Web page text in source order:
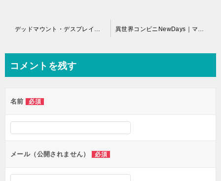
ビ
ー
シ
ン
デッドマウント・デスプレイ｜最新刊第11巻！無料で読める公式マンガアプリ！ 異世界コンビニNewDays｜マンガUPで全話無料
コメントを残す
名前 必須
メール（公開されません） 必須